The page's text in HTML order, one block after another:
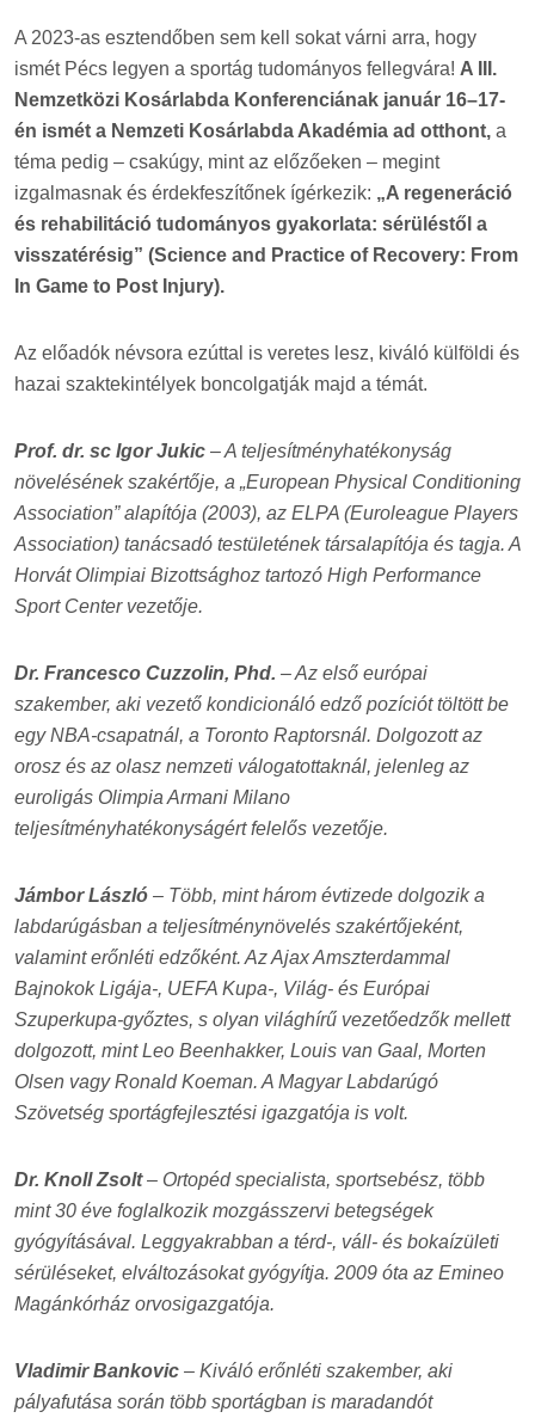
A 2023-as esztendőben sem kell sokat várni arra, hogy
ismét Pécs legyen a sportág tudományos fellegvára! A III.
Nemzetközi Kosárlabda Konferenciának január 16–17-
én ismét a Nemzeti Kosárlabda Akadémia ad otthont, a
téma pedig – csakúgy, mint az előzőeken – megint
izgalmasnak és érdekfeszítőnek ígérkezik: „A regeneráció
és rehabilitáció tudományos gyakorlata: sérüléstől a
visszatérésig” (Science and Practice of Recovery: From
In Game to Post Injury).
Az előadók névsora ezúttal is veretes lesz, kiváló külföldi és
hazai szaktekintélyek boncolgatják majd a témát.
Prof. dr. sc Igor Jukic – A teljesítményhatékonyság
növelésének szakértője, a „European Physical Conditioning
Association” alapítója (2003), az ELPA (Euroleague Players
Association) tanácsadó testületének társalapítója és tagja. A
Horvát Olimpiai Bizottsághoz tartozó High Performance
Sport Center vezetője.
Dr. Francesco Cuzzolin, Phd. – Az első európai
szakember, aki vezető kondicionáló edző pozíciót töltött be
egy NBA-csapatnál, a Toronto Raptorsnál. Dolgozott az
orosz és az olasz nemzeti válogatottaknál, jelenleg az
euroligás Olimpia Armani Milano
teljesítményhatékonyságért felelős vezetője.
Jámbor László – Több, mint három évtizede dolgozik a
labdarúgásban a teljesítménynövelés szakértőjeként,
valamint erőnléti edzőként. Az Ajax Amszterdammal
Bajnokok Ligája-, UEFA Kupa-, Világ- és Európai
Szuperkupa-győztes, s olyan világhírű vezetőedzők mellett
dolgozott, mint Leo Beenhakker, Louis van Gaal, Morten
Olsen vagy Ronald Koeman. A Magyar Labdarúgó
Szövetség sportágfejlesztési igazgatója is volt.
Dr. Knoll Zsolt– Ortopéd specialista, sportsebész, több
mint 30 éve foglalkozik mozgásszervi betegségek
gyógyításával. Leggyakrabban a térd-, váll- és bokaízületi
sérüléseket, elváltozásokat gyógyítja. 2009 óta az Emineo
Magánkórház orvosigazgatója.
Vladimir Bankovic – Kiváló erőnléti szakember, aki
pályafutása során több sportágban is maradandót